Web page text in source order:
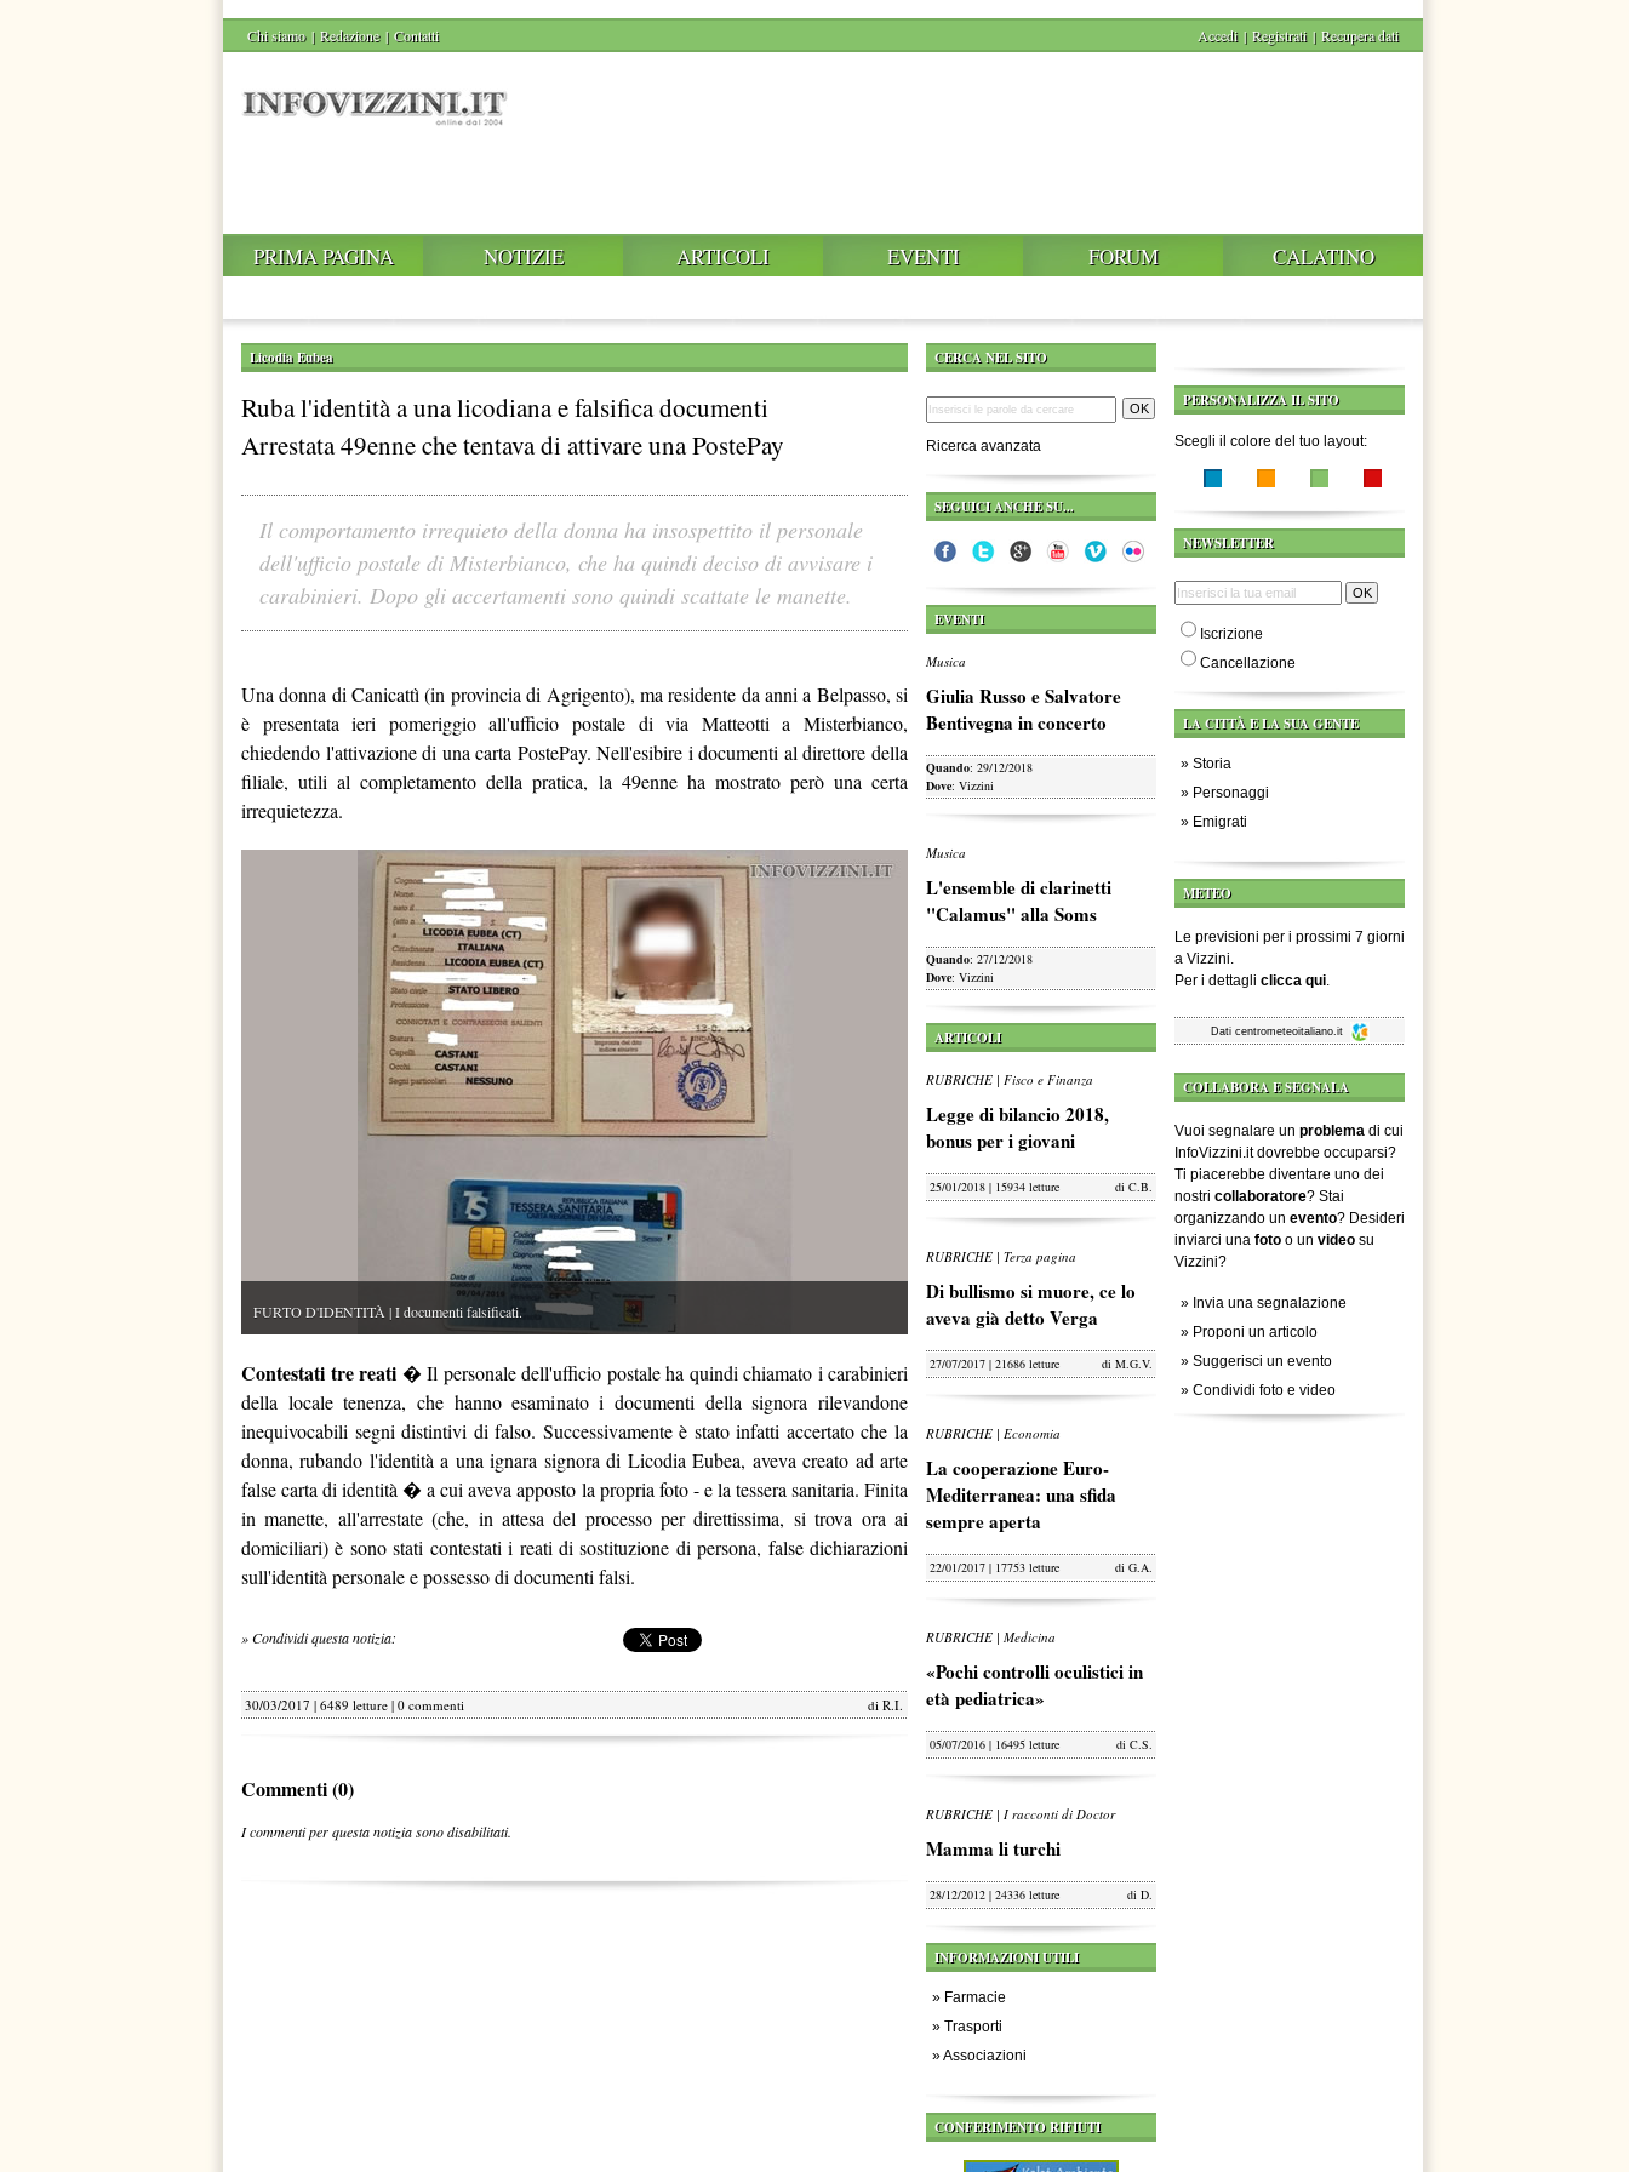
Chi siamo | Redazione | Contatti Accedi | Registrati | Recupera dati
PRIMA PAGINA NOTIZIE ARTICOLI EVENTI FORUM CALATINO
Licodia Eubea
Ruba l'identità a una licodiana e falsifica documenti
Arrestata 49enne che tentava di attivare una PostePay
Il comportamento irrequieto della donna ha insospettito il personale
dell'ufficio postale di Misterbianco, che ha quindi deciso di avvisare i
carabinieri. Dopo gli accertamenti sono quindi scattate le manette.
Una donna di Canicattì (in provincia di Agrigento), ma residente da anni a Belpasso, si
è presentata ieri pomeriggio all'ufficio postale di via Matteotti a Misterbianco,
chiedendo l'attivazione di una carta PostePay. Nell'esibire i documenti al direttore della
filiale, utili al completamento della pratica, la 49enne ha mostrato però una certa
irrequietezza.
FURTO D'IDENTITÀ | I documenti falsificati.
Contestati tre reati � Il personale dell'ufficio postale ha quindi chiamato i carabinieri
della locale tenenza, che hanno esaminato i documenti della signora rilevandone
inequivocabili segni distintivi di falso. Successivamente è stato infatti accertato che la
donna, rubando l'identità a una ignara signora di Licodia Eubea, aveva creato ad arte
false carta di identità � a cui aveva apposto la propria foto - e la tessera sanitaria. Finita
in manette, all'arrestate (che, in attesa del processo per direttissima, si trova ora ai
domiciliari) è sono stati contestati i reati di sostituzione di persona, false dichiarazioni
sull'identità personale e possesso di documenti falsi.
» Condividi questa notizia:
30/03/2017 | 6489 letture | 0 commenti di R.I.
Commenti (0)
I commenti per questa notizia sono disabilitati.
CERCA NEL SITO
Ricerca avanzata
SEGUICI ANCHE SU...
EVENTI
Musica
Giulia Russo e Salvatore
Bentivegna in concerto
Quando: 29/12/2018
Dove: Vizzini
Musica
L'ensemble di clarinetti
"Calamus" alla Soms
Quando: 27/12/2018
Dove: Vizzini
ARTICOLI
RUBRICHE | Fisco e Finanza
Legge di bilancio 2018,
bonus per i giovani
25/01/2018 | 15934 letture di C.B.
RUBRICHE | Terza pagina
Di bullismo si muore, ce lo
aveva già detto Verga
27/07/2017 | 21686 letture di M.G.V.
RUBRICHE | Economia
La cooperazione Euro-
Mediterranea: una sfida
sempre aperta
22/01/2017 | 17753 letture di G.A.
RUBRICHE | Medicina
«Pochi controlli oculistici in
età pediatrica»
05/07/2016 | 16495 letture di C.S.
RUBRICHE | I racconti di Doctor
Mamma li turchi
28/12/2012 | 24336 letture di D.
INFORMAZIONI UTILI
» Farmacie
» Trasporti
»Associazioni
CONFERIMENTO RIFIUTI
PERSONALIZZA IL SITO
Scegli il colore del tuo layout:
NEWSLETTER
Iscrizione
Cancellazione
LA CITTÀ E LA SUA GENTE
» Storia
» Personaggi
» Emigrati
METEO
Le previsioni per i prossimi 7 giorni
a Vizzini.
Per i dettagli clicca qui.
Dati centrometeoitaliano.it
COLLABORA E SEGNALA
Vuoi segnalare un problema di cui
InfoVizzini.it dovrebbe occuparsi?
Ti piacerebbe diventare uno dei
nostri collaboratore? Stai
organizzando un evento? Desideri
inviarci una foto o un video su
Vizzini?
» Invia una segnalazione
» Proponi un articolo
» Suggerisci un evento
» Condividi foto e video